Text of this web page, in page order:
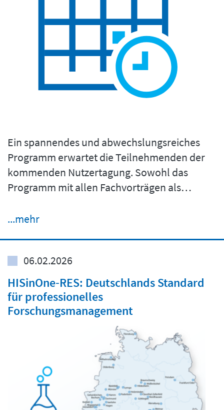
Ein spannendes und abwechslungsreiches
Programm erwartet die Teilnehmenden der
kommenden Nutzertagung. Sowohl das
Programm mit allen Fachvorträgen als…
...mehr
06.02.2026
HISinOne‑RES: Deutschlands Standard
für professionelles
Forschungsmanagement